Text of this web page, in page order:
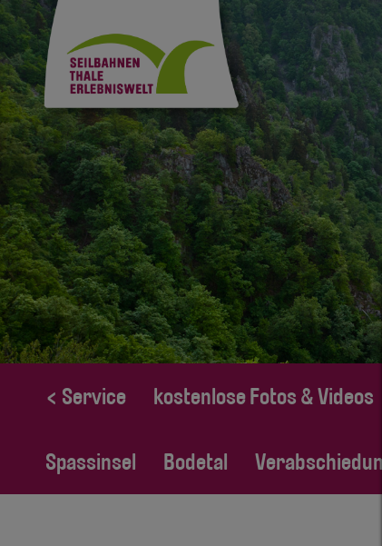
< Service kostenlose Fotos & Videos
Spassinsel Bodetal